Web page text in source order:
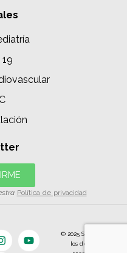
Política de privacidad
© 2025 SIAC | Todos
los derechos